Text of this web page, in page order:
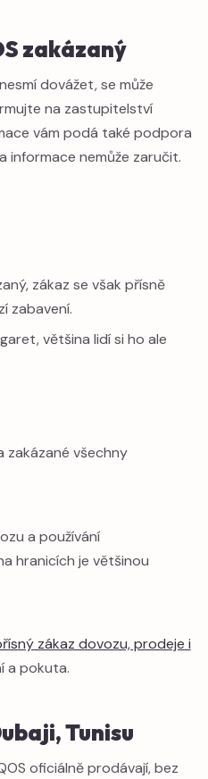
zakázaný
dovážet, se může
na zastupitelství
vám podá také podpora
informace nemůže zaručit.
zákaz se však přísně
zabavení.
většina lidí si ho ale
zakázané všechny
a používání
hranicích je většinou
zákaz dovozu, prodeje i
a pokuta.
Tunisu
oficiálně prodávají, bez